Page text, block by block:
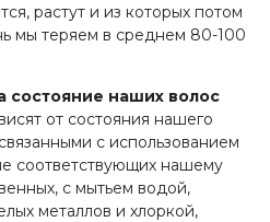
растут и из которых потом
мы теряем в среднем 80-100
наших волос
от состояния нашего
с использованием
соответствующих нашему
с мытьем водой,
металлов и хлоркой,